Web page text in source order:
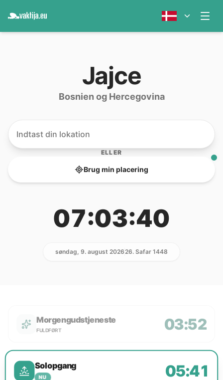
Jajce
Bosnien og Hercegovina
ELLER
Brug min placering
07:03:40
søndag, 9. august 202626. Safar 1448
Morgengudstjeneste
FULDFØRT 03:52
Solopgang
NU 05:41